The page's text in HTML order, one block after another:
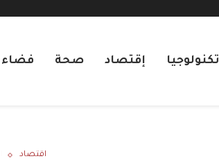
تكنولوجيا إقتصاد صحة فضاء
اقتصاد